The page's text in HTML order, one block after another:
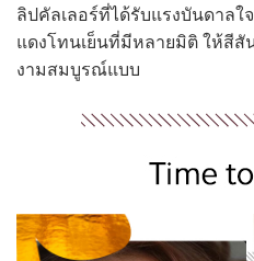
ลิปคัลเลอร์ที่ได้รับแรงบันดาลใ
แดงโทนเย็นที่มีหลายมิติ ให้สีสั
งามสมบูรณ์แบบ